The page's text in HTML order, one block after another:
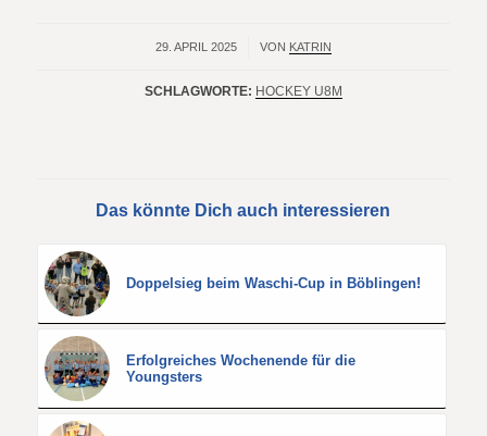
29. APRIL 2025
/ VON KATRIN
SCHLAGWORTE: HOCKEY U8M
Das könnte Dich auch interessieren
Doppelsieg beim Waschi-Cup in Böblingen!
Erfolgreiches Wochenende für die
Youngsters